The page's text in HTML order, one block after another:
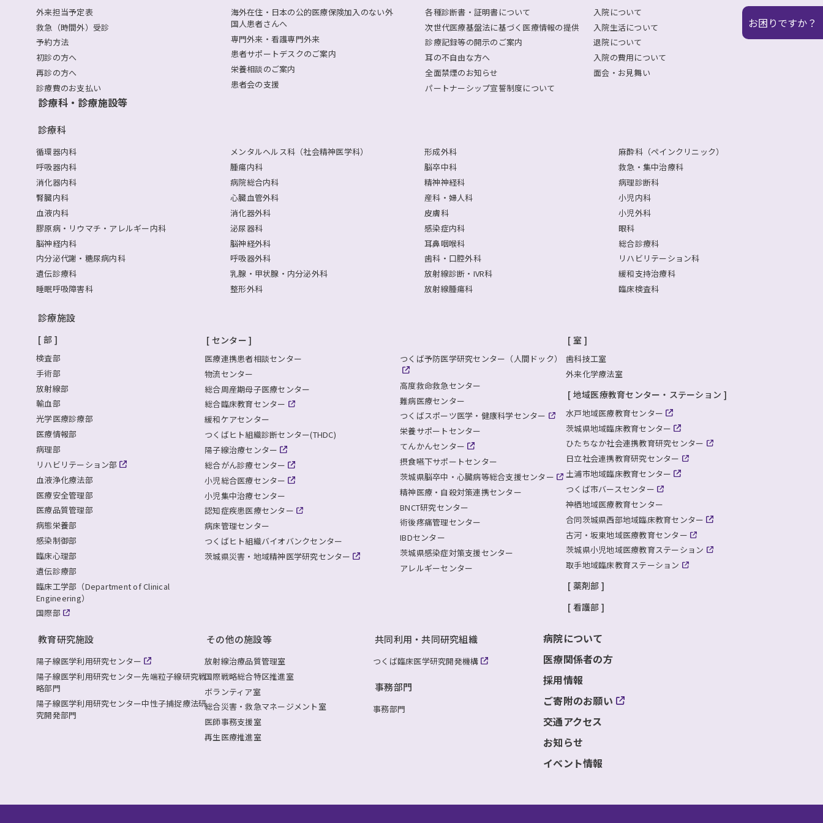
お困りですか？
外来担当予定表
救急（時間外）受診
予約方法
初診の方へ
再診の方へ
診療費のお支払い
海外在住・日本の公的医療保険加入のない外
国人患者さんへ
専門外来・看護専門外来
患者サポートデスクのご案内
栄養相談のご案内
患者会の支援
各種診断書・証明書について
次世代医療基盤法に基づく医療情報の提供
診療記録等の開示のご案内
耳の不自由な方へ
全面禁煙のお知らせ
パートナーシップ宣誓制度について
入院について
入院生活について
退院について
入院の費用について
面会・お見舞い
診療科・診療施設等
診療科
循環器内科
呼吸器内科
消化器内科
腎臓内科
血液内科
膠原病・リウマチ・アレルギー内科
脳神経内科
内分泌代謝・糖尿病内科
遺伝診療科
睡眠呼吸障害科
メンタルヘルス科（社会精神医学科）
腫瘍内科
病院総合内科
心臓血管外科
消化器外科
泌尿器科
脳神経外科
呼吸器外科
乳腺・甲状腺・内分泌外科
整形外科
形成外科
脳卒中科
精神神経科
産科・婦人科
皮膚科
感染症内科
耳鼻咽喉科
歯科・口腔外科
放射線診断・IVR科
放射線腫瘍科
麻酔科（ペインクリニック）
救急・集中治療科
病理診断科
小児内科
小児外科
眼科
総合診療科
リハビリテーション科
緩和支持治療科
臨床検査科
診療施設
部
検査部
手術部
放射線部
輸血部
光学医療診療部
医療情報部
病理部
リハビリテーション部
血液浄化療法部
医療安全管理部
医療品質管理部
病態栄養部
感染制御部
臨床心理部
遺伝診療部
臨床工学部（Department of Clinical
Engineering）
国際部
センター
医療連携患者相談センター
物流センター
総合周産期母子医療センター
総合臨床教育センター
緩和ケアセンター
つくばヒト組織診断センター(THDC)
陽子線治療センター
総合がん診療センター
小児総合医療センター
小児集中治療センター
認知症疾患医療センター
病床管理センター
つくばヒト組織バイオバンクセンター
茨城県災害・地域精神医学研究センター
つくば予防医学研究センター（人間ドック）
高度救命救急センター
難病医療センター
つくばスポーツ医学・健康科学センター
栄養サポートセンター
てんかんセンター
摂食嚥下サポートセンター
茨城県脳卒中・心臓病等総合支援センター
精神医療・自殺対策連携センター
BNCT研究センター
術後疼痛管理センター
IBDセンター
茨城県感染症対策支援センター
アレルギーセンター
室
歯科技工室
外来化学療法室
地域医療教育センター・ステーション
水戸地域医療教育センター
茨城県地域臨床教育センター
ひたちなか社会連携教育研究センター
日立社会連携教育研究センター
土浦市地域臨床教育センター
つくば市バースセンター
神栖地域医療教育センター
合同茨城県西部地域臨床教育センター
古河・坂東地域医療教育センター
茨城県小児地域医療教育ステーション
取手地域臨床教育ステーション
薬剤部
看護部
教育研究施設
陽子線医学利用研究センター
陽子線医学利用研究センター先端粒子線研究戦
略部門
陽子線医学利用研究センター中性子捕捉療法研
究開発部門
その他の施設等
放射線治療品質管理室
国際戦略総合特区推進室
ボランティア室
総合災害・救急マネージメント室
医師事務支援室
再生医療推進室
共同利用・共同研究組織
つくば臨床医学研究開発機構
事務部門
事務部門
病院について
医療関係者の方
採用情報
ご寄附のお願い
交通アクセス
お知らせ
イベント情報